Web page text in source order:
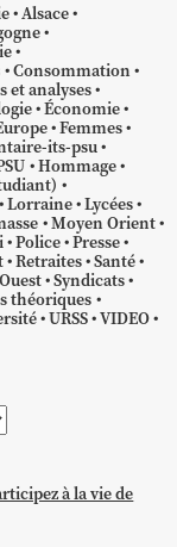
Alsace
Consommation
et analyses
Économie
Femmes
its-psu
Hommage
Lorraine Lycées
Moyen Orient
Police Presse
Retraites Santé
Syndicats
théoriques
URSS VIDEO
à la vie de